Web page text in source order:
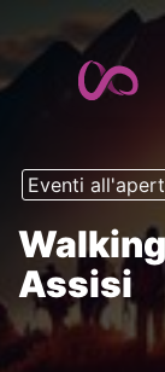
Eventi
Assisi